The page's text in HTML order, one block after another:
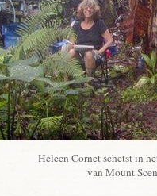
Heleen Cornet schetst in
van Mount